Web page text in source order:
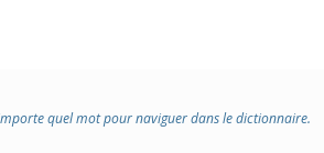
quel mot pour naviguer dans le dictionnaire.